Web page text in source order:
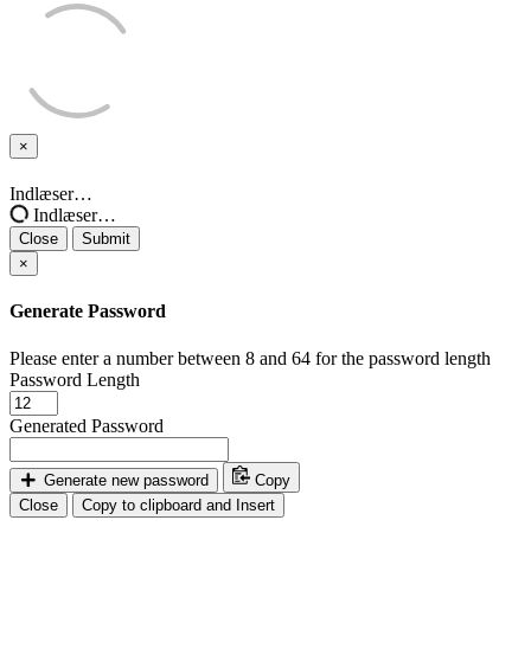
×
Close
Indlæser…
Indlæser…
Close
Submit
×
Generate Password
Please enter a number between 8 and 64 for the password length
Password Length
Generated Password
Generate new password
Copy
Close
Copy to clipboard and Insert